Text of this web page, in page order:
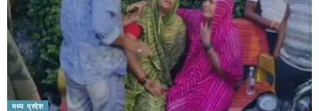
मध्य प्रदेश